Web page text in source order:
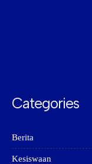
Categories
Berita
Kesiswaan